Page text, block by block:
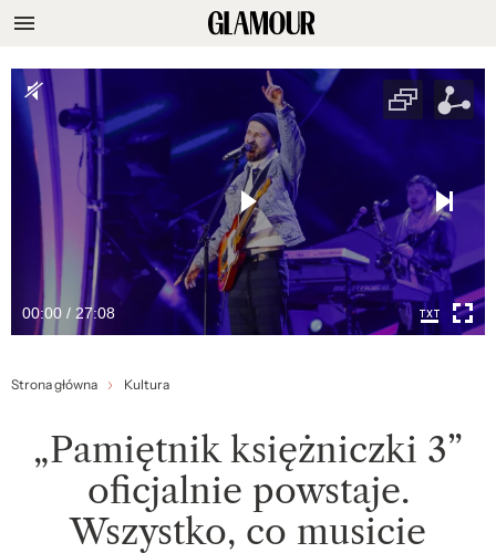
00:00 / 27:08
Strona główna Kultura
„Pamiętnik księżniczki 3”
oficjalnie powstaje.
Wszystko, co musicie